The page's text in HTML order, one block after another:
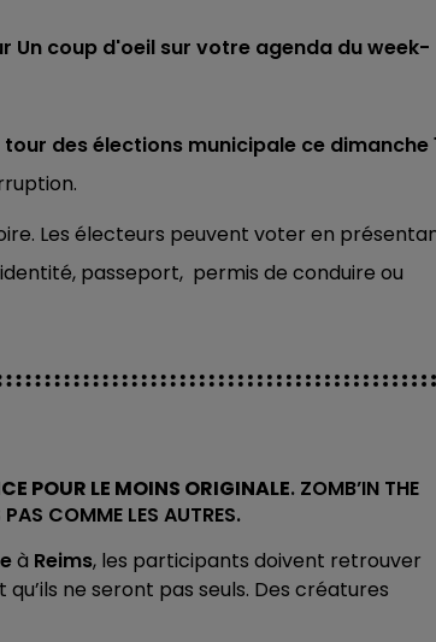
Un coup d'oeil sur votre agenda du week-
tour des élections municipale ce dimanche
Les électeurs peuvent voter en
passeport, permis de conduire ou
POUR LE MOINS ORIGINALE. ZOMB’IN THE
COMME LES AUTRES.
à Reims, les participants doivent retrouver
ne seront pas seuls. Des créatures